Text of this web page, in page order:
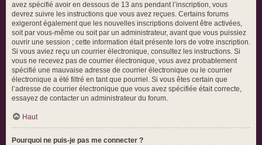
avez spécifié avoir en dessous de 13 ans pendant l’inscription, vous
devrez suivre les instructions que vous avez reçues. Certains forums
exigeront également que les nouvelles inscriptions doivent être activées,
soit par vous-même ou soit par un administrateur, avant que vous puissiez
ouvrir une session ; cette information était présente lors de votre inscription.
Si vous aviez reçu un courrier électronique, consultez les instructions. Si
vous ne recevez pas de courrier électronique, vous avez probablement
spécifié une mauvaise adresse de courrier électronique ou le courrier
électronique a été filtré en tant que pourriel. Si vous êtes certain que
l’adresse de courrier électronique que vous avez spécifiée était correcte,
essayez de contacter un administrateur du forum.
Haut
Pourquoi ne puis-je pas me connecter ?